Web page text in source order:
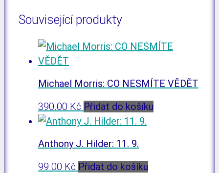
Související produkty
Michael Morris: CO NESMÍTE VĚDĚT
390.00 Kč Přidat do košíku
Anthony J. Hilder: 11. 9.
99.00 Kč Přidat do košíku